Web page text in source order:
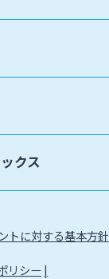
クス
トに対する基本方針
リシー